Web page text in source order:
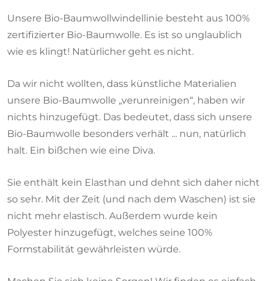
Unsere Bio-Baumwollwindellinie besteht aus 100%
zertifizierter Bio-Baumwolle. Es ist so unglaublich
wie es klingt! Natürlicher geht es nicht.
Da wir nicht wollten, dass künstliche Materialien
unsere Bio-Baumwolle „verunreinigen“, haben wir
nichts hinzugefügt. Das bedeutet, dass sich unsere
Bio-Baumwolle besonders verhält ... nun, natürlich
halt. Ein bißchen wie eine Diva.
Sie enthält kein Elasthan und dehnt sich daher nicht
so sehr. Mit der Zeit (und nach dem Waschen) ist sie
nicht mehr elastisch. Außerdem wurde kein
Polyester hinzugefügt, welches seine 100%
Formstabilität gewährleisten würde.